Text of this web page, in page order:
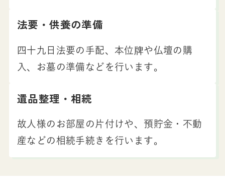
法要・供養の準備
四十九日法要の手配、本位牌や仏壇の購
入、お墓の準備などを行います。
遺品整理・相続
故人様のお部屋の片付けや、預貯金・不動
産などの相続手続きを行います。